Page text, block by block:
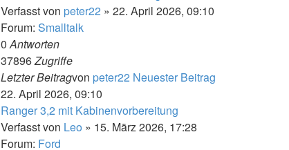
Verfasst von peter22 » 22. April 2026, 09:10
Forum: Smalltalk
0Antworten
37896Zugriffe
Letzter Beitragvon peter22 Neuester Beitrag
22. April 2026, 09:10
Ranger 3,2 mit Kabinenvorbereitung
Verfasst von Leo » 15. März 2026, 17:28
Forum: Ford